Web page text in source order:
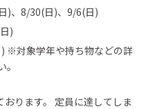
)、8/30(日)、9/6(日)
)
※対象学年や持ち物などの詳
おります。 定員に達してしま